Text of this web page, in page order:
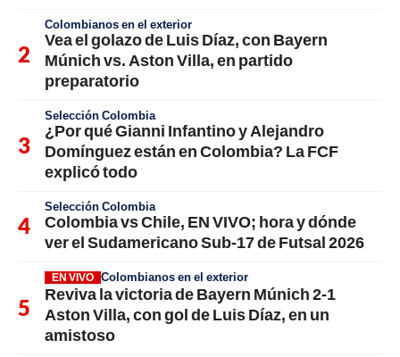
Colombianos en el exterior
Vea el golazo de Luis Díaz, con Bayern
Múnich vs. Aston Villa, en partido
preparatorio
Selección Colombia
¿Por qué Gianni Infantino y Alejandro
Domínguez están en Colombia? La FCF
explicó todo
Selección Colombia
Colombia vs Chile, EN VIVO; hora y dónde
ver el Sudamericano Sub-17 de Futsal 2026
EN VIVO Colombianos en el exterior
Reviva la victoria de Bayern Múnich 2-1
Aston Villa, con gol de Luis Díaz, en un
amistoso